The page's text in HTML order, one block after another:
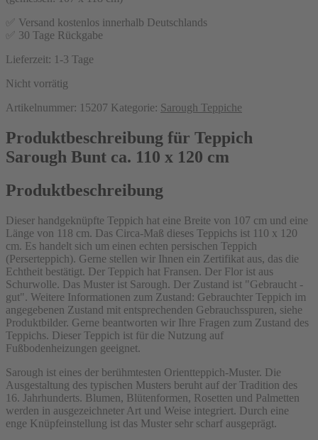
✅ Versand kostenlos innerhalb Deutschlands
✅ 30 Tage Rückgabe
Lieferzeit: 1-3 Tage
Nicht vorrätig
Artikelnummer: 15207 Kategorie: Sarough Teppiche
Produktbeschreibung für Teppich
Sarough Bunt ca. 110 x 120 cm
Produktbeschreibung
Dieser handgeknüpfte Teppich hat eine Breite von 107 cm und eine
Länge von 118 cm. Das Circa-Maß dieses Teppichs ist 110 x 120
cm. Es handelt sich um einen echten persischen Teppich
(Perserteppich). Gerne stellen wir Ihnen ein Zertifikat aus, das die
Echtheit bestätigt. Der Teppich hat Fransen. Der Flor ist aus
Schurwolle. Das Muster ist Sarough. Der Zustand ist "Gebraucht -
gut". Weitere Informationen zum Zustand: Gebrauchter Teppich im
angegebenen Zustand mit entsprechenden Gebrauchsspuren, siehe
Produktbilder. Gerne beantworten wir Ihre Fragen zum Zustand des
Teppichs. Dieser Teppich ist für die Nutzung auf
Fußbodenheizungen geeignet.
Sarough ist eines der berühmtesten Orientteppich-Muster. Die
Ausgestaltung des typischen Musters beruht auf der Tradition des
16. Jahrhunderts. Blumen, Blütenformen, Rosetten und Palmetten
werden in ausgezeichneter Art und Weise integriert. Durch eine
enge Knüpfeinstellung ist das Muster sehr scharf ausgeprägt.